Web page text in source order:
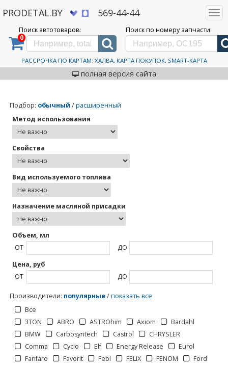
PRODETAL.BY 569-44-44
Поиск автотоваров:
0
Поиск по номеру запчасти:
РАССРОЧКА ПО КАРТАМ: ХАЛВА, КАРТА ПОКУПОК, SMART-КАРТА
полная версия сайта
Дискаунтер автозапчастей PRODETAL.BY > Каталог автотоваров > Wurth
Wurth
Подбор: обычный /расширенный
Метод использования
Свойства
Вид используемого топлива
Назначение масляной присадки
Объем, мл
ОТ
ДО
Цена, руб
ОТ
ДО
Производители: популярные/показать все
Все
3TON
ABRO ASTROhim Axiom
Bardahl
BMW
Carbosyntech Castrol
CHRYSLER
Comma
Cyclo Elf Energy Release
Eurol
Fanfaro
Favorit Febi FELIX FENOM
Ford